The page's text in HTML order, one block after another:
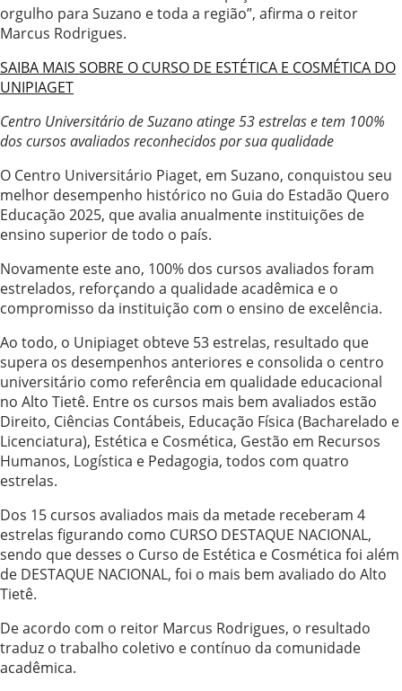
orgulho para Suzano e toda a região”, afirma o reitor
Marcus Rodrigues.
SAIBA MAIS SOBRE O CURSO DE ESTÉTICA E COSMÉTICA DO
UNIPIAGET
Centro Universitário de Suzano atinge 53 estrelas e tem 100%
dos cursos avaliados reconhecidos por sua qualidade
O Centro Universitário Piaget, em Suzano, conquistou seu
melhor desempenho histórico no Guia do Estadão Quero
Educação 2025, que avalia anualmente instituições de
ensino superior de todo o país.
Novamente este ano, 100% dos cursos avaliados foram
estrelados, reforçando a qualidade acadêmica e o
compromisso da instituição com o ensino de excelência.
Ao todo, o Unipiaget obteve 53 estrelas, resultado que
supera os desempenhos anteriores e consolida o centro
universitário como referência em qualidade educacional
no Alto Tietê. Entre os cursos mais bem avaliados estão
Direito, Ciências Contábeis, Educação Física (Bacharelado e
Licenciatura), Estética e Cosmética, Gestão em Recursos
Humanos, Logística e Pedagogia, todos com quatro
estrelas.
Dos 15 cursos avaliados mais da metade receberam 4
estrelas figurando como CURSO DESTAQUE NACIONAL,
sendo que desses o Curso de Estética e Cosmética foi além
de DESTAQUE NACIONAL, foi o mais bem avaliado do Alto
Tietê.
De acordo com o reitor Marcus Rodrigues, o resultado
traduz o trabalho coletivo e contínuo da comunidade
acadêmica.